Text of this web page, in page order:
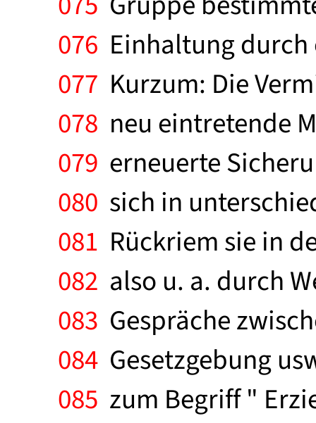
076 Einhaltung
077 Kurzum: Die
078 neu eintretende
079 erneuerte
080 sich in
081 Rückriem sie in
082 also u. a. durch
083 Gespräche
084 Gesetzgebung
085 zum Begriff "